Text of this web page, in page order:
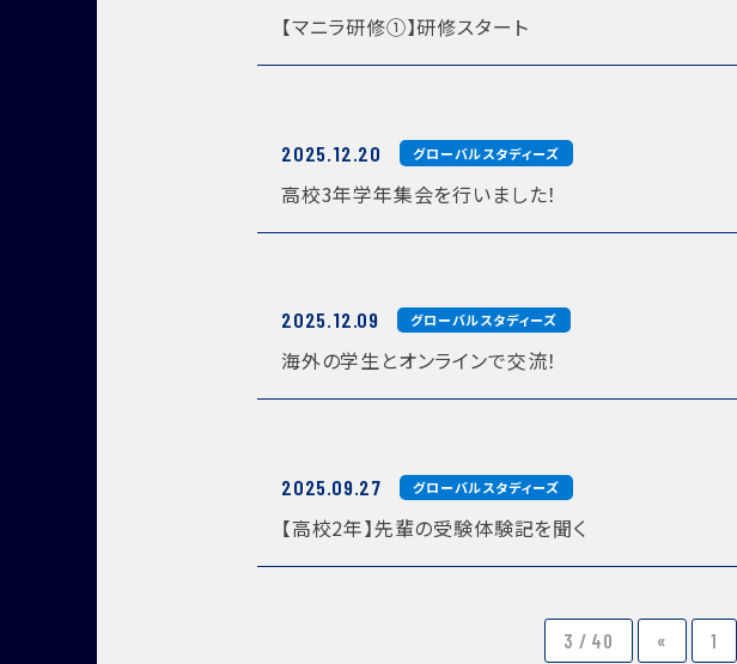
【マニラ研修①】研修スタート
2025.12.20 グローバルスタディーズ
高校3年学年集会を行いました！
2025.12.09 グローバルスタディーズ
海外の学生とオンラインで交流！
2025.09.27 グローバルスタディーズ
【高校2年】先輩の受験体験記を聞く
3 / 40 « 1